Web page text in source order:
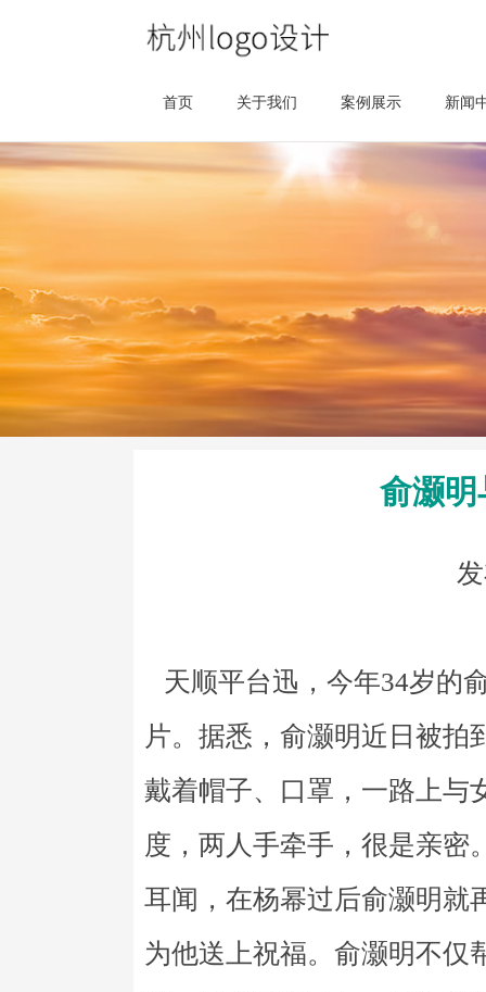
首页 关于我们 案例展示 新闻
俞灏明
天顺平台迅，今年34岁的
片。据悉，俞灏明近日被拍
戴着帽子、口罩，一路上与
度，两人手牵手，很是亲密
耳闻，在杨幂过后俞灏明就
为他送上祝福。俞灏明不仅